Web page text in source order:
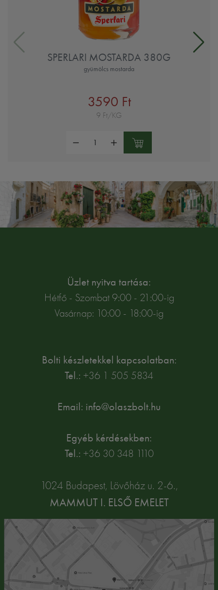
SPERLARI MOSTARDA 380G
gyümölcs mostarda
3590 Ft
9 Ft/KG
Üzlet nyitva tartása:
Hétfő - Szombat 9:00 - 21:00-ig
Vasárnap: 10:00 - 18:00-ig
Bolti készletekkel kapcsolatban:
Tel.: +36 1 505 5834
Email: info@olaszbolt.hu
Egyéb kérdésekben:
Tel.: +36 30 348 1110
1024 Budapest, Lövőház u. 2-6.,
MAMMUT I. ELSŐ EMELET